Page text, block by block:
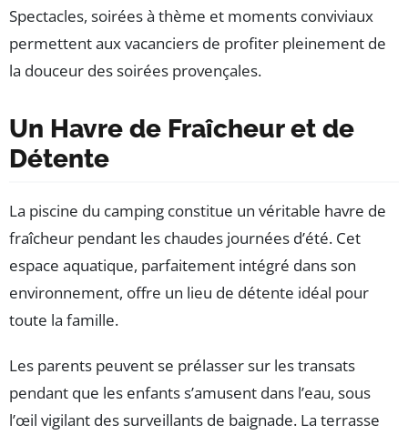
Spectacles, soirées à thème et moments conviviaux
permettent aux vacanciers de profiter pleinement de
la douceur des soirées provençales.
Un Havre de Fraîcheur et de
Détente
La piscine du camping constitue un véritable havre de
fraîcheur pendant les chaudes journées d’été. Cet
espace aquatique, parfaitement intégré dans son
environnement, offre un lieu de détente idéal pour
toute la famille.
Les parents peuvent se prélasser sur les transats
pendant que les enfants s’amusent dans l’eau, sous
l’œil vigilant des surveillants de baignade. La terrasse